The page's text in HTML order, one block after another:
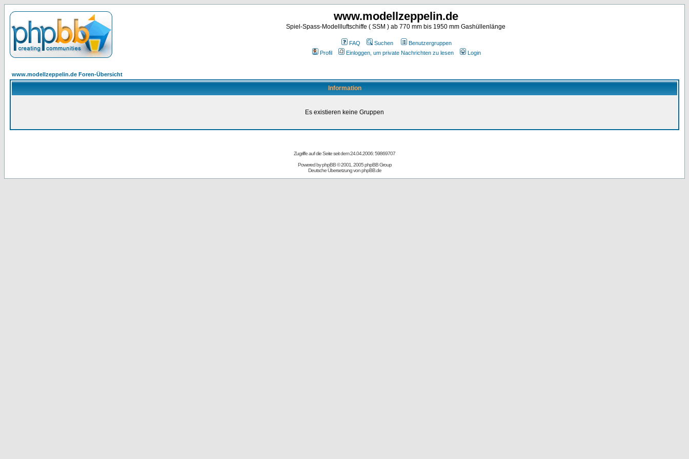
www.modellzeppelin.de
Spiel-Spass-Modellluftschiffe ( SSM ) ab 770 mm bis 1950 mm Gashüllenlänge
FAQ Suchen
Benutzergruppen
Profil
Einloggen, um private Nachrichten zu lesen Login
www.modellzeppelin.de Foren-Übersicht
Information
Es existieren keine Gruppen
Zugriffe auf die Seite seit dem 24.04.2006: 59869707
Powered byphpBB© 2001, 2005 phpBB Group
Deutsche Übersetzung vonphpBB.de